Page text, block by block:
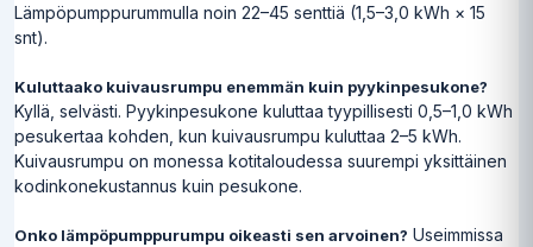
Lämpöpumppurummulla noin 22–45 senttiä (1,5–3,0 kWh × 15
snt).
Kuluttaako kuivausrumpu enemmän kuin pyykinpesukone?
Kyllä, selvästi. Pyykinpesukone kuluttaa tyypillisesti 0,5–1,0 kWh
pesukertaa kohden, kun kuivausrumpu kuluttaa 2–5 kWh.
Kuivausrumpu on monessa kotitaloudessa suurempi yksittäinen
kodinkonekustannus kuin pesukone.
Onko lämpöpumppurumpu oikeasti sen arvoinen? Useimmissa